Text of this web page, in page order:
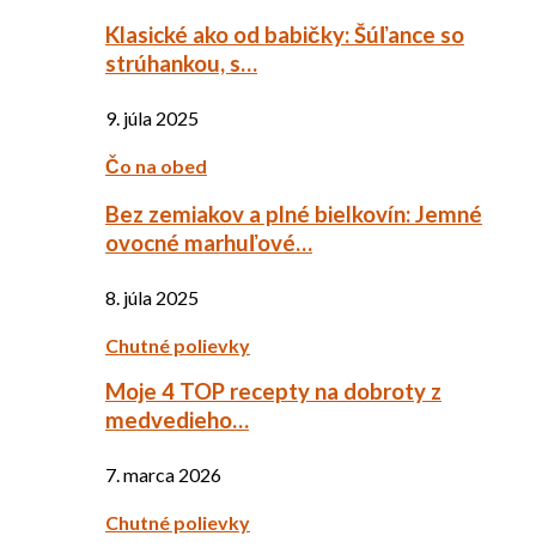
Klasické ako od babičky: Šúľance so
strúhankou, s…
9. júla 2025
Čo na obed
Bez zemiakov a plné bielkovín: Jemné
ovocné marhuľové…
8. júla 2025
Chutné polievky
Moje 4 TOP recepty na dobroty z
medvedieho…
7. marca 2026
Chutné polievky